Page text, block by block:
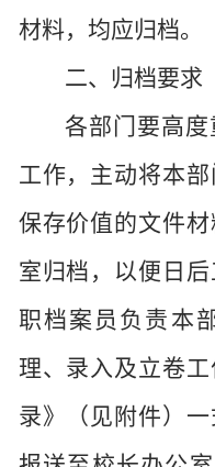
材料，均应归档。
二、归档要求
各部门要高
工作，主动将本
保存价值的文件
室归档，以便日
职档案员负责本
理、录入及立卷工
录》（见附件）一